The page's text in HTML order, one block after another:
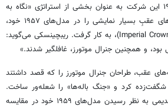
چشمگیر خط تولید مدل ۱۹۵۵ این شرکت به عنوان بخشی از استراتژی «نگاه به
جلو» (Forward Look)، باله‌های عقبِ بسیار نمایشی را در مدل‌های ۱۹۵۷ خود،
به‌ویژه در «ایمپریال کراون» (Imperial Crown)، به کار گرفت. ریبچینسکی می‌گوید:
بود، و همچنین جنرال موتورز، غافلگیر شدند.»
عقب، طراحان جنرال موتورز را که قصد داشتند
شگفت‌زده کرد و «جنگ باله‌ها» را شعله‌ور ساخت.
طراحان جنرال موتورز که از قدیمی به نظر رسیدن مدل‌های ۱۹۵۹ خود در مقایسه